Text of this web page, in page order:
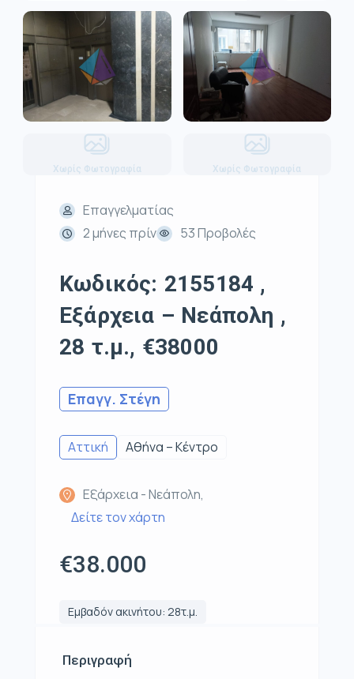
Χωρίς Φωτογραφία Χωρίς Φωτογραφία
Επαγγελματίας
2 μήνες πρίν
53 Προβολές
Κωδικός: 2155184 ,
Εξάρχεια – Νεάπολη ,
28 τ.μ., €38000
Επαγγ. Στέγη
Αττική Αθήνα – Κέντρο
Εξάρχεια - Νεάπολη,
Δείτε τον χάρτη
€38.000
Εμβαδόν ακινήτου: 28τ.μ.
Περιγραφή